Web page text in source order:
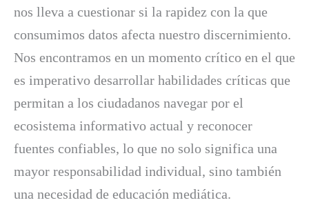
nos lleva a cuestionar si la rapidez con la que
consumimos datos afecta nuestro discernimiento.
Nos encontramos en un momento crítico en el que
es imperativo desarrollar habilidades críticas que
permitan a los ciudadanos navegar por el
ecosistema informativo actual y reconocer
fuentes confiables, lo que no solo significa una
mayor responsabilidad individual, sino también
una necesidad de educación mediática.